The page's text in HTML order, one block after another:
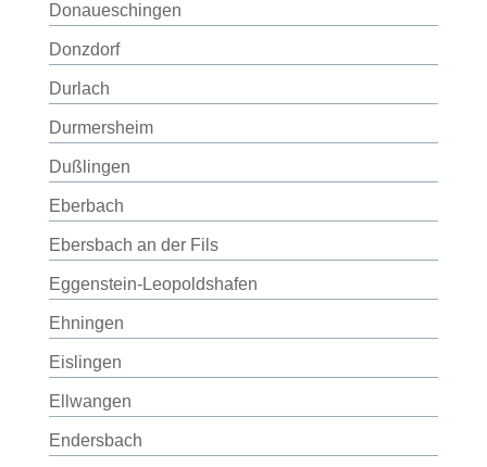
Donaueschingen
Donzdorf
Durlach
Durmersheim
Dußlingen
Eberbach
Ebersbach an der Fils
Eggenstein-Leopoldshafen
Ehningen
Eislingen
Ellwangen
Endersbach